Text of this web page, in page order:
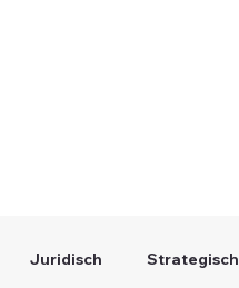
Juridisch Strategisch